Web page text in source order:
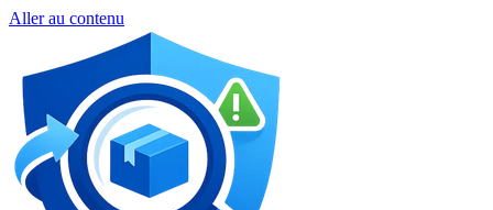
Aller au contenu